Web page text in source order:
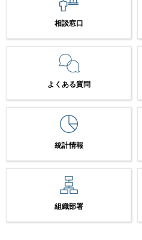
相談窓口
よくある質問
統計情報
組織部署